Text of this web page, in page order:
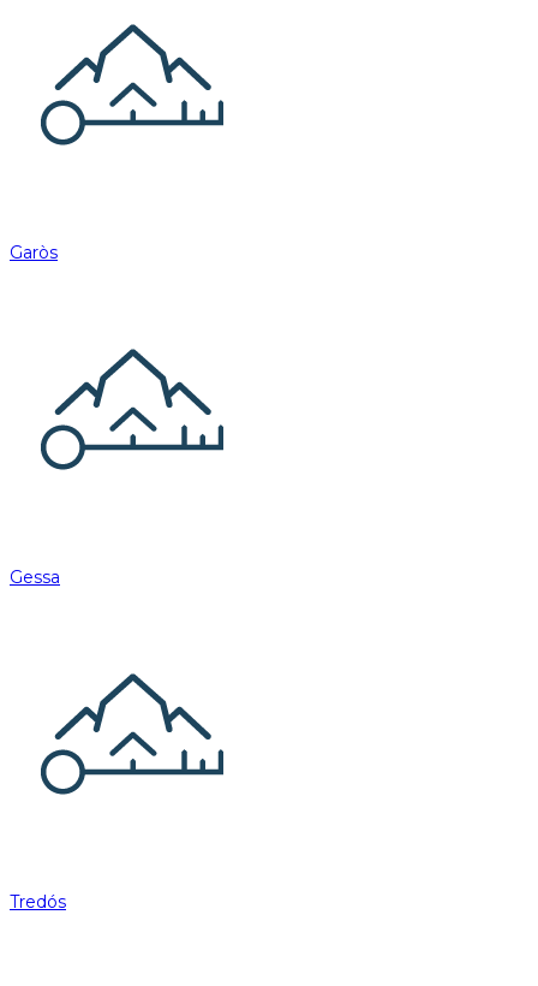
Garòs
Gessa
Tredós